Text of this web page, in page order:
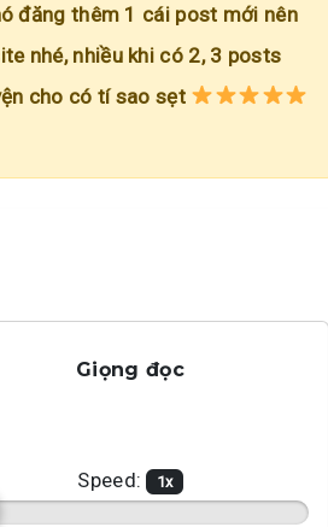
đăng thêm 1 cái post mới nên
nhé, nhiều khi có 2, 3 posts
cho có tí sao sẹt
Giọng đọc
Speed: 1x